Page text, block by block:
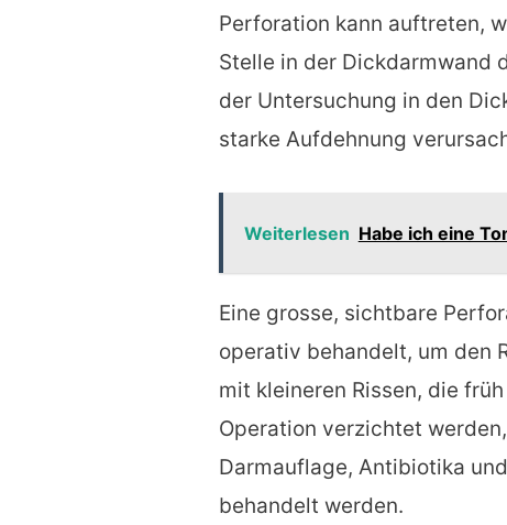
Perforation kann auftreten,
Stelle in der Dickdarmwand
der Untersuchung in den
starke Aufdehnung
Weiterlesen Habe ich eine
Eine grosse, sichtbare
operativ behandelt, um den
mit kleineren Rissen, die
Operation verzichtet
Darmauflage, Antibiotika
behandelt werden.